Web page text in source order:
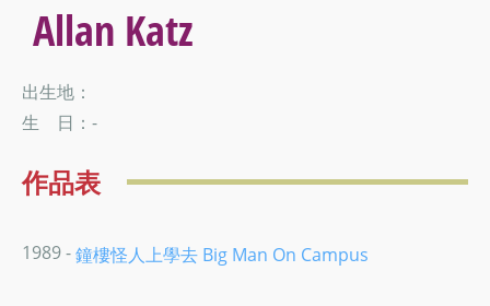
Allan Katz
出生地：
生 日：-
作品表
1989 -鐘樓怪人上學去 Big Man On Campus